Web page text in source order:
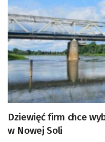
Dziewięć firm chce
w Nowej Soli